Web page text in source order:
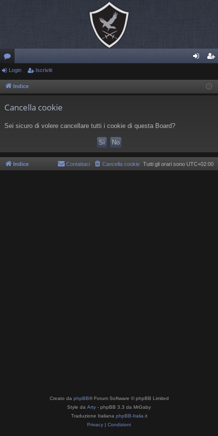
or
u riv
Login Iscriviti
Indice
Cancella cookie
Sei sicuro di volere cancellare tutti i cookie di questa Board?
Indice Tutti gli orari sono UTC+02:00
Cancella cookie
Contattaci
Creato da phpBB® Forum Software © phpBB Limited
Style da Arty - phpBB 3.3 da MrGaby
Traduzione Italiana phpBB-Italia.it
Privacy | Condizioni